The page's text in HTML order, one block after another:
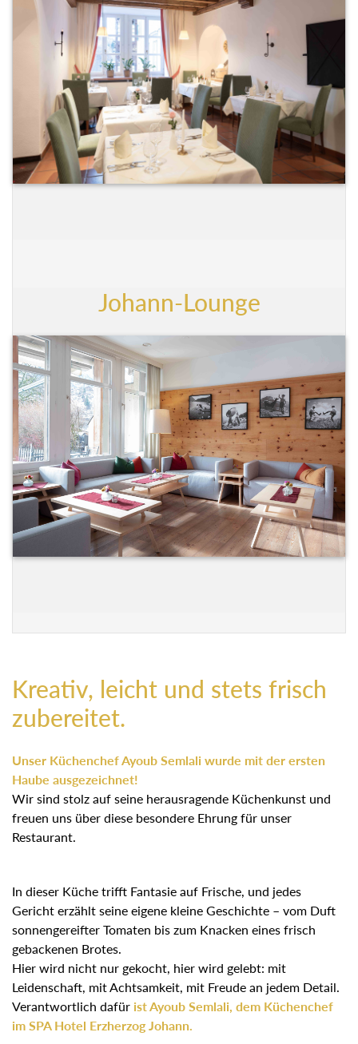
Johann-Lounge
Kreativ, leicht und stets frisch
zubereitet.
Unser Küchenchef Ayoub Semlali wurde mit der ersten
Haube ausgezeichnet!
Wir sind stolz auf seine herausragende Küchenkunst und
freuen uns über diese besondere Ehrung für unser
Restaurant.
In dieser Küche trifft Fantasie auf Frische, und jedes
Gericht erzählt seine eigene kleine Geschichte – vom Duft
sonnengereifter Tomaten bis zum Knacken eines frisch
gebackenen Brotes.
Hier wird nicht nur gekocht, hier wird gelebt: mit
Leidenschaft, mit Achtsamkeit, mit Freude an jedem Detail.
Verantwortlich dafür ist Ayoub Semlali, dem Küchenchef
im SPA Hotel Erzherzog Johann.